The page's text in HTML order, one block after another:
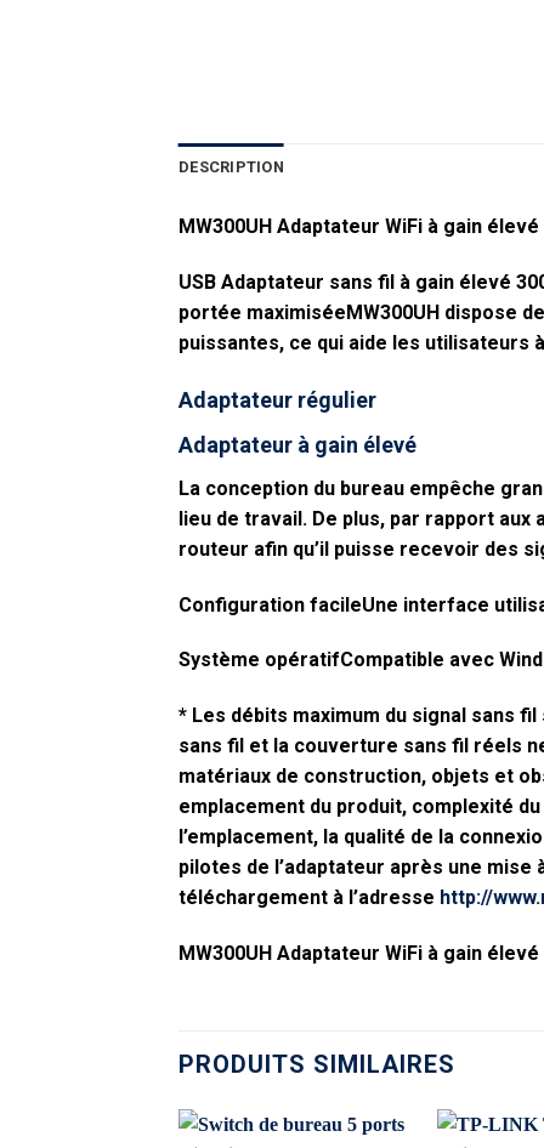
DESCRIPTION
MW300UH Adaptateur WiFi à gain élevé
USB Adaptateur sans fil à gain élevé
portée maximiséeMW300UH dispose
puissantes, ce qui aide les utilisateurs
Adaptateur régulier
Adaptateur à gain élevé
La conception du bureau empêche
lieu de travail. De plus, par rapport
routeur afin qu’il puisse recevoir des
Configuration facileUne interface
Système opératifCompatible avec
* Les débits maximum du signal sans
sans fil et la couverture sans fil réels
matériaux de construction, objets et
emplacement du produit, complexité
l’emplacement, la qualité de la
pilotes de l’adaptateur après une
téléchargement à l’adresse http://
MW300UH Adaptateur WiFi à gain élevé
PRODUITS SIMILAIRES